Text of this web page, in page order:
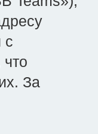
с
За